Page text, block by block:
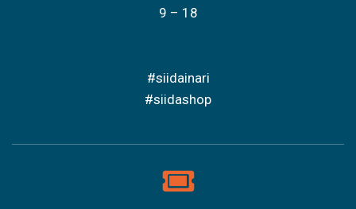
9 – 18
#siidainari
#siidashop